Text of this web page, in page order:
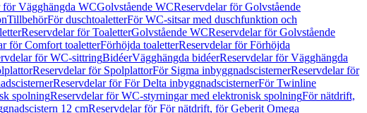
för Vägghängda WCGolvstående WCReservdelar för Golvstående
TillbehörFör duschtoaletterFör WC-sitsar med duschfunktion och
Reservdelar för ToaletterGolvstående WCReservdelar för Golvstående
för Comfort toaletterFörhöjda toaletterReservdelar för Förhöjda
för WC-sittringBidéerVägghängda bidéerReservdelar för Vägghängda
Reservdelar för SpolplattorFör Sigma inbyggnadscisternerReservdelar för
Reservdelar för För Delta inbyggnadscisternerFör Twinline
spolningReservdelar för WC-styrningar med elektronisk spolningFör nätdrift,
12 cmReservdelar för För nätdrift, för Geberit Omega